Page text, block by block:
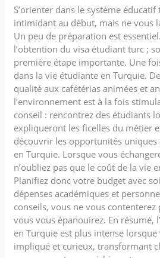
S’orienter dans le système
intimidant au début, mais ne vous
Un peu de préparation est
l’obtention du visa étudiant turc ;
première étape importante. Une
dans la vie étudiante en Turquie.
qualité aux cafétérias animées et
l’environnement est à la fois
conseil : rencontrez des étudiants
expliqueront les ficelles du métier
découvrir les opportunités uniques
en Turquie. Lorsque vous
n’oubliez pas que le coût de la vie
Planifiez donc votre budget avec
dépenses académiques et
conseils, vous ne vous
vous vous épanouirez. En résumé,
en Turquie est plus intense
impliqué et curieux, transformant